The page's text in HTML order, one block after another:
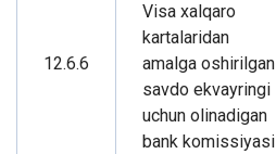
12.6.6
Visa xalqaro
kartalaridan
amalga oshirilgan
savdo ekvayringi
uchun olinadigan
bank komissiyasi